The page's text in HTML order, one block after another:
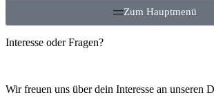
Zum Hauptmenü
Interesse oder Fragen?
Wir freuen uns über dein Interesse an unseren